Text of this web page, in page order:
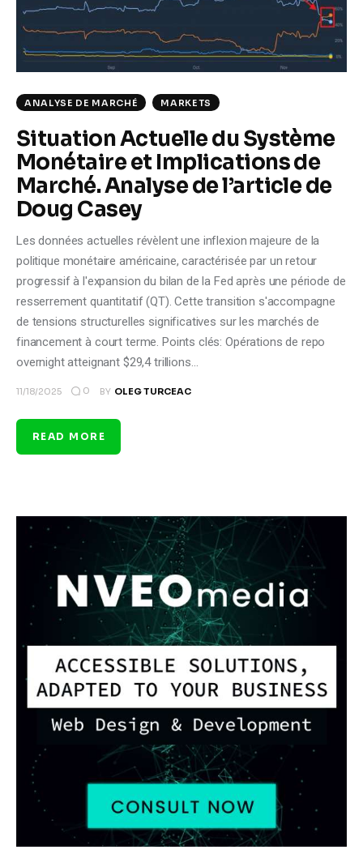
Climate
Markets
Tech
Reports
Shop
ANALYSE DE MARCHÉ MARKETS
Situation Actuelle du Système
Monétaire et Implications de
Marché. Analyse de l’article de
Doug Casey
Les données actuelles révèlent une inflexion majeure de la
politique monétaire américaine, caractérisée par un retour
progressif à l'expansion du bilan de la Fed après une période de
resserrement quantitatif (QT). Cette transition s'accompagne
de tensions structurelles significatives sur les marchés de
financement à court terme. Points clés: Opérations de repo
overnight atteignant $29,4 trillions…
11/18/2025 0 BY OLEG TURCEAC
READ MORE